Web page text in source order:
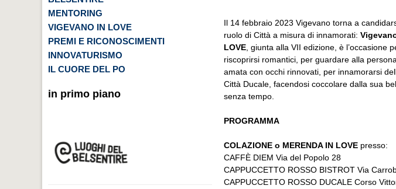
MENTORING
VIGEVANO IN LOVE
PREMI E RICONOSCIMENTI
INNOVATURISMO
IL CUORE DEL PO
in primo piano
Il 14 febbraio 2023 Vigevano torna a
ruolo di Città a misura di innamorati:
LOVE , giunta alla VII edizione, è l’occasione
riscoprirsi romantici, per guardare alla persona
amata con occhi rinnovati, per innamorarsi
Città Ducale, facendosi coccolare dalla sua
senza tempo.
PROGRAMMA
COLAZIONE o MERENDA IN LOVE presso:
CAFFÈ DIEM Via del Popolo 28
CAPPUCCETTO ROSSO BISTROT Via
CAPPUCCETTO ROSSO DUCALE Corso